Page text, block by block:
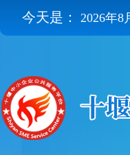
今天是： 2026年8